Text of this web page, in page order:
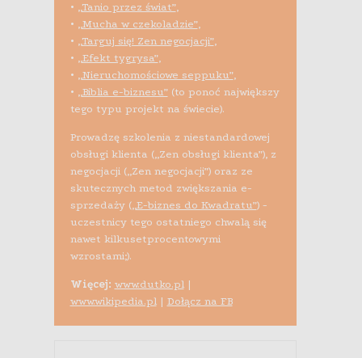
• „Tanio przez świat”,
• „Mucha w czekoladzie”,
• „Targuj się! Zen negocjacji”,
• „Efekt tygrysa”,
• „Nieruchomościowe seppuku”,
• „Biblia e-biznesu”(to ponoć największy
tego typu projekt na świecie).
Prowadzę szkolenia z niestandardowej
obsługi klienta („Zen obsługi klienta”), z
negocjacji („Zen negocjacji”) oraz ze
skutecznych metod zwiększania e-
sprzedaży („E-biznes do Kwadratu”) -
uczestnicy tego ostatniego chwalą się
nawet kilkusetprocentowymi
wzrostami;).
Więcej: www.dutko.pl|
www.wikipedia.pl| Dołącz na FB